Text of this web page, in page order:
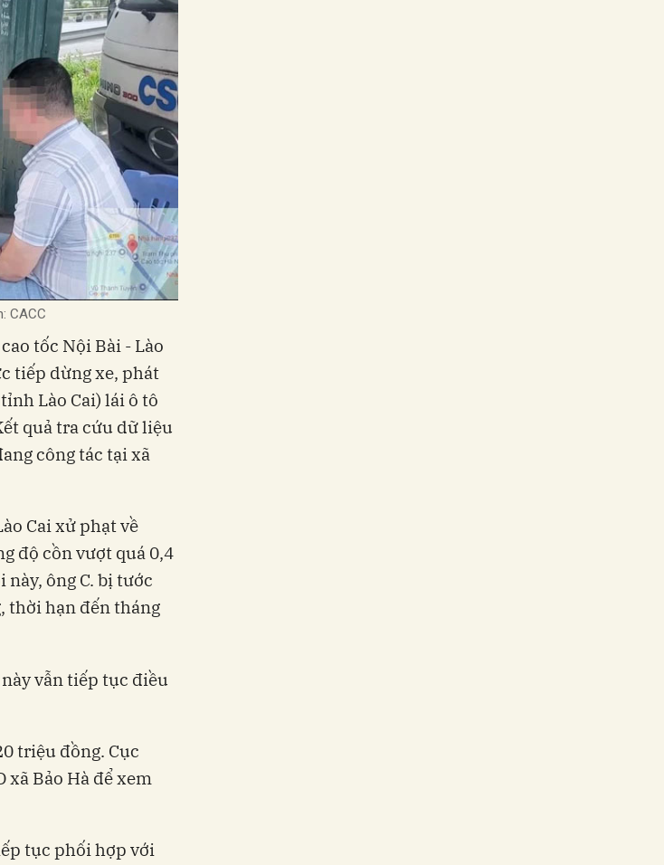
CACC
tốc Nội Bài - Lào
tiếp dừng xe, phát
Lào Cai) lái ô tô
quả tra cứu dữ liệu
công tác tại xã
Cai xử phạt về
độ cồn vượt quá 0,4
ông C. bị tước
thời hạn đến tháng
vẫn tiếp tục điều
triệu đồng. Cục
xã Bảo Hà để xem
tục phối hợp với